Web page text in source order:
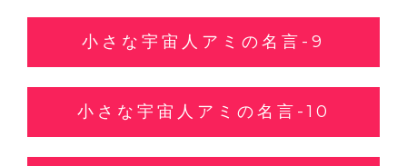
小さな宇宙人アミの名言-9
小さな宇宙人アミの名言-10